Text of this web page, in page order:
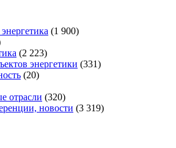
(1 900)
(2 223)
энергетики (331)
(20)
отрасли (320)
новости (3 319)